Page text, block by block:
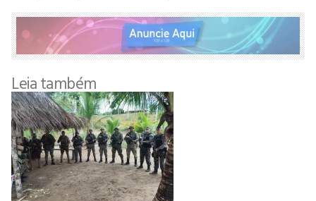
Leia também